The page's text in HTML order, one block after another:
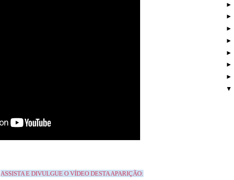
ASSISTA E DIVULGUE O VÍDEO DESTA APARIÇÃO:
►
►
►
►
►
►
►
▼